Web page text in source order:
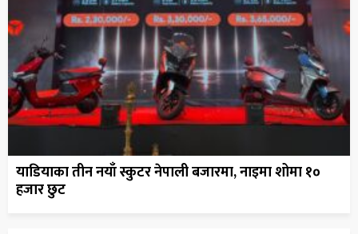
याडियाका तीन नयाँ स्कुटर नेपाली बजारमा, नाइमा शोमा १०
हजार छुट